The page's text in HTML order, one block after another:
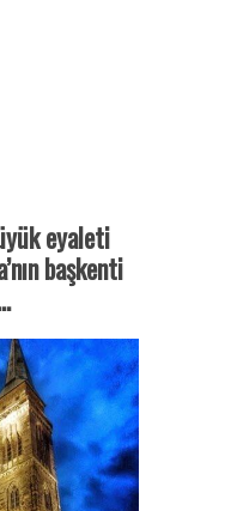
eyaleti
başkenti